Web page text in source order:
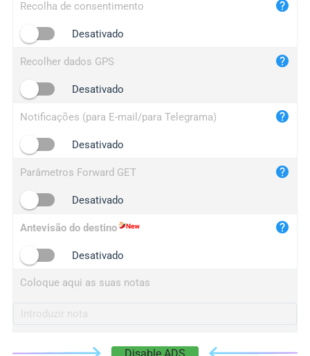
yip.su
iplogger.info
Recolha de consentimento
Desativado
Recolher dados GPS
Desativado
Notificações (para E-mail/para Telegrama)
Desativado
Parâmetros Forward GET
Desativado
Antevisão do destino
Desativado
Coloque aqui as suas notas